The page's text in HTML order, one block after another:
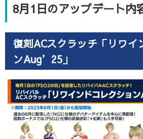
8月1日のアップデート内
復刻ACスクラッチ「リワイ
ンAug’25」